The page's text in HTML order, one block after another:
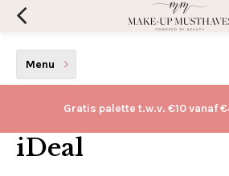
Gratis palette t.w.v. €10 vanaf
Menu
Betalen
iDeal